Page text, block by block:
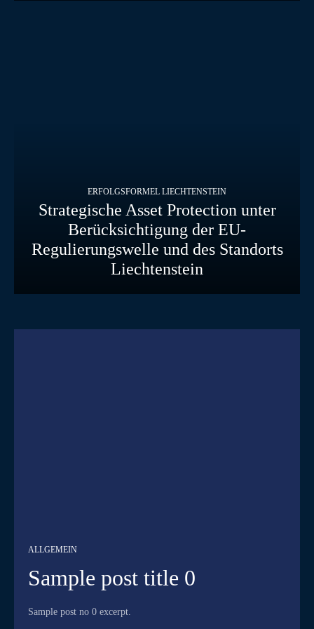
ERFOLGSFORMEL LIECHTENSTEIN
Strategische Asset Protection unter
Berücksichtigung der EU-
Regulierungswelle und des Standorts
Liechtenstein
ALLGEMEIN
Sample post title 0
Sample post no 0 excerpt.